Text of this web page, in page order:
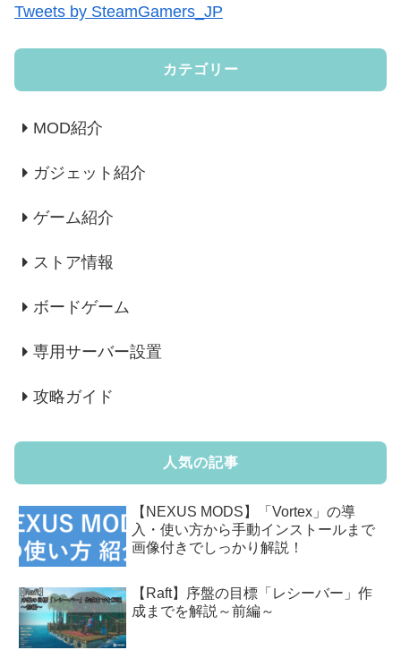
Tweets by SteamGamers_JP
カテゴリー
MOD紹介
ガジェット紹介
ゲーム紹介
ストア情報
ボードゲーム
専用サーバー設置
攻略ガイド
人気の記事
【NEXUS MODS】「Vortex」の導
入・使い方から手動インストールまで
画像付きでしっかり解説！
【Raft】序盤の目標「レシーバー」作
成までを解説～前編～